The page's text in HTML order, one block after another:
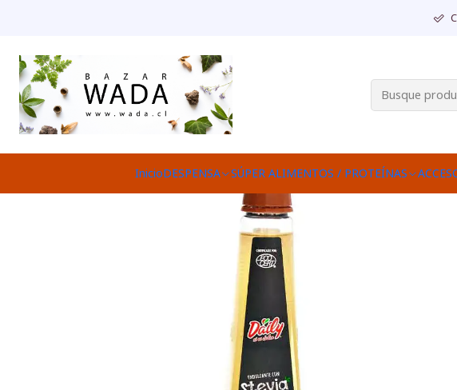
InicioDESPENSA SÚPER ALIMENTOS / PROTEÍNAS
Inicio